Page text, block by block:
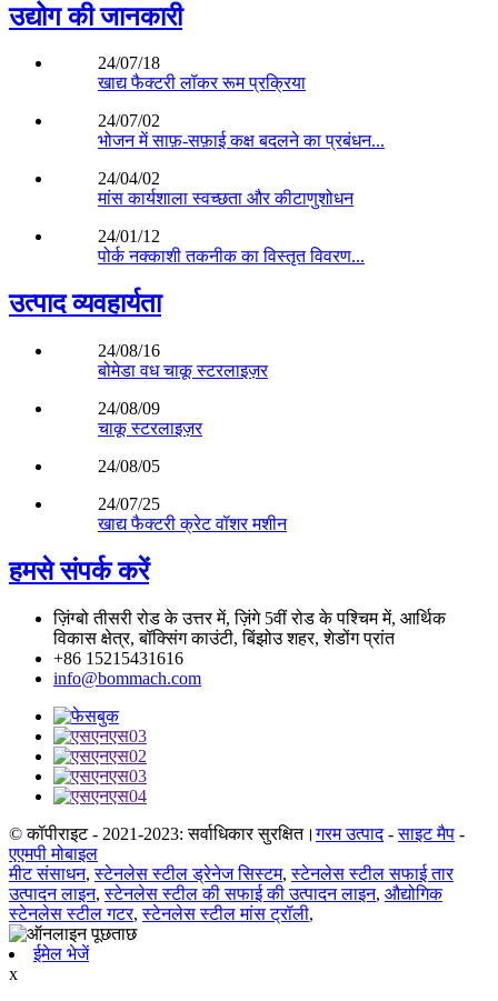
उद्योग की जानकारी
24/07/18
खाद्य फैक्टरी लॉकर रूम प्रक्रिया
24/07/02
भोजन में साफ़-सफ़ाई कक्ष बदलने का प्रबंधन...
24/04/02
मांस कार्यशाला स्वच्छता और कीटाणुशोधन
24/01/12
पोर्क नक्काशी तकनीक का विस्तृत विवरण...
उत्पाद व्यवहार्यता
24/08/16
बोमेडा वध चाकू स्टरलाइज़र
24/08/09
चाकू स्टरलाइज़र
24/08/05
24/07/25
खाद्य फैक्टरी क्रेट वॉशर मशीन
हमसे संपर्क करें
ज़िंग्बो तीसरी रोड के उत्तर में, ज़िंगे 5वीं रोड के पश्चिम में, आर्थिक
विकास क्षेत्र, बॉक्सिंग काउंटी, बिंझोउ शहर, शेडोंग प्रांत
+86 15215431616
info@bommach.com
© कॉपीराइट - 2021-2023: सर्वाधिकार सुरक्षित।गरम उत्पाद-साइट मैप -
एएमपी मोबाइल
मीट संसाधन,स्टेनलेस स्टील ड्रेनेज सिस्टम,स्टेनलेस स्टील सफाई तार
उत्पादन लाइन,स्टेनलेस स्टील की सफाई की उत्पादन लाइन, औद्योगिक
स्टेनलेस स्टील गटर,स्टेनलेस स्टील मांस ट्रॉली,
ईमेल भेजें
x